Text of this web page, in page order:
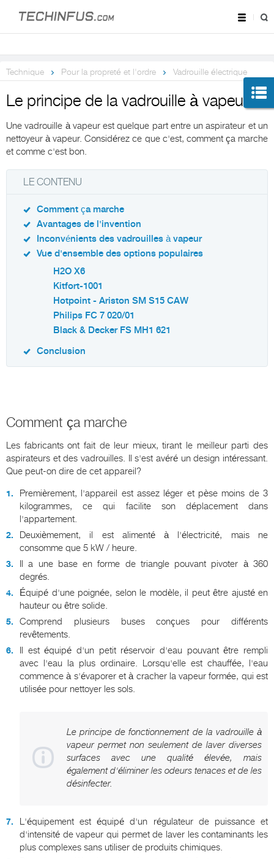
Technique Pour la propreté et l'ordre Vadrouille électrique
Le principe de la vadrouille à vapeur
Une vadrouille à vapeur est quelque part entre un aspirateur et un
nettoyeur à vapeur. Considérez ce que c'est, comment ça marche
et comme c'est bon.
LE CONTENU
Comment ça marche
Avantages de l'invention
Inconvénients des vadrouilles à vapeur
Vue d'ensemble des options populaires
H2O X6
Kitfort-1001
Hotpoint - Ariston SM S15 CAW
Philips FC 7 020/01
Black & Decker FS MH1 621
Conclusion
Comment ça marche
Les fabricants ont fait de leur mieux, tirant le meilleur parti des
aspirateurs et des vadrouilles. Il s'est avéré un design intéressant.
Que peut-on dire de cet appareil?
Premièrement, l'appareil est assez léger et pèse moins de 3
kilogrammes, ce qui facilite son déplacement dans
l'appartement.
Deuxièmement, il est alimenté à l'électricité, mais ne
consomme que 5 kW / heure.
Il a une base en forme de triangle pouvant pivoter à 360
degrés.
Équipé d'une poignée, selon le modèle, il peut être ajusté en
hauteur ou être solide.
Comprend plusieurs buses conçues pour différents
revêtements.
Il est équipé d'un petit réservoir d'eau pouvant être rempli
avec l'eau la plus ordinaire. Lorsqu'elle est chauffée, l'eau
commence à s'évaporer et à cracher la vapeur formée, qui est
utilisée pour nettoyer les sols.
Le principe de fonctionnement de la vadrouille à
vapeur permet non seulement de laver diverses
surfaces avec une qualité élevée, mais
également d'éliminer les odeurs tenaces et de les
désinfecter.
L'équipement est équipé d'un régulateur de puissance et
d'intensité de vapeur qui permet de laver les contaminants les
plus complexes sans utiliser de produits chimiques.